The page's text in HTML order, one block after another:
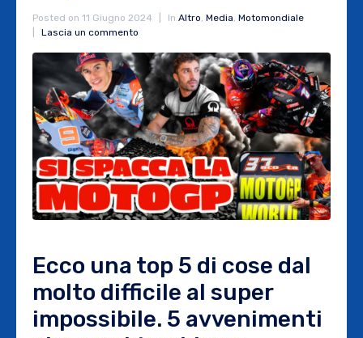
Posted on 11 Giugno 2024 In Altro, Media, Motomondiale
Lascia un commento
Ecco una top 5 di cose dal
molto difficile al super
impossibile. 5 avvenimenti